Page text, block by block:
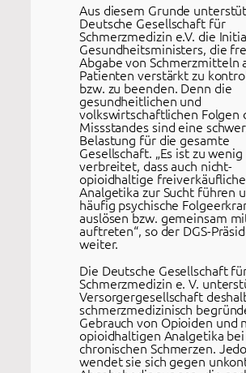
Aus diesem Grunde
Deutsche Gesellschaft für
Schmerzmedizin e.V. die
Gesundheitsministers, die
Abgabe von Schmerzmitteln
Patienten verstärkt zu
bzw. zu beenden. Denn die
gesundheitlichen und
volkswirtschaftlichen Folgen
Missstandes sind eine
Belastung für die gesamte
Gesellschaft. „Es ist zu wenig
verbreitet, dass auch nicht-
opioidhaltige freiverkäufliche
Analgetika zur Sucht führen
häufig psychische
auslösen bzw. gemeinsam
auftreten“, so der DGS-
weiter.
Die Deutsche Gesellschaft
Schmerzmedizin e. V.
Versorgergesellschaft
schmerzmedizinisch
Gebrauch von Opioiden und
opioidhaltigen Analgetika bei
chronischen Schmerzen.
wendet sie sich gegen